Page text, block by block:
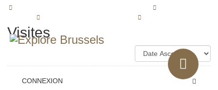
Visites
CONNEXION